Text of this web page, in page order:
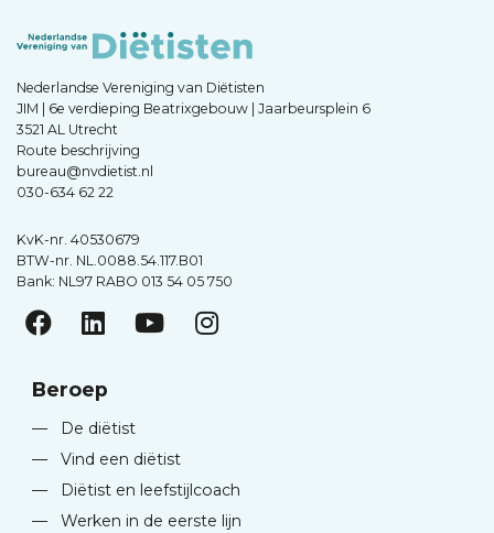
Nederlandse Vereniging van Diëtisten
JIM | 6e verdieping Beatrixgebouw | Jaarbeursplein 6
3521 AL Utrecht
Route beschrijving
bureau@nvdietist.nl
030-634 62 22
KvK-nr. 40530679
BTW-nr. NL.0088.54.117.B01
Bank: NL97 RABO 013 54 05 750
Beroep
—
De diëtist
—
Vind een diëtist
—
Diëtist en leefstijlcoach
—
Werken in de eerste lijn